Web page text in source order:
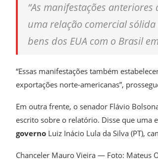
“As manifestações
uma relação comercial
bens dos EUA com o Brasil
“Essas manifestações também
exportações norte-americanas”,
Em outra frente, o senador Flávio
escrito sobre o relatório. Disse que uma
governo Luiz Inácio Lula da Silva (PT),
Chanceler Mauro Vieira — Foto: Mateus